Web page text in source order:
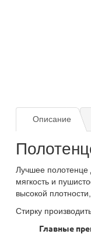
Описание
Лучшее полотенце
мягкость и
высокой
Стирку
Главные